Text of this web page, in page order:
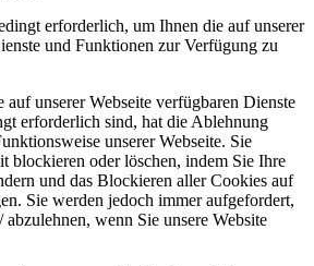
erforderlich, um Ihnen die auf unserer
und Funktionen zur Verfügung zu
unserer Webseite verfügbaren Dienste
erforderlich sind, hat die Ablehnung
unserer Webseite. Sie
blockieren oder löschen, indem Sie Ihre
und das Blockieren aller Cookies auf
Sie werden jedoch immer aufgefordert,
wenn Sie unsere Website